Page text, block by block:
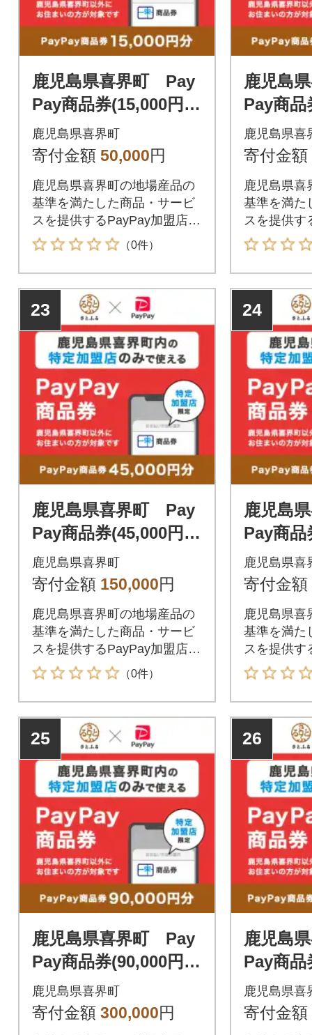
鹿児島県喜界町 Pay
Pay商品券(15,000円
分)※地域内の一部の
加盟店のみで利用可
鹿児島県喜界町
寄付金額 50,000円
鹿児島県喜界町の地場産品の
基準を満たした商品・サービ
スを提供するPayPay加盟店で
のお支払いにご利用いただけ
ます。鹿児島県喜界町在住の
方はPayPay商品券を受け取れ
ませんのでご注意ください。
（0件）
鹿児島
Pay商品
分)※地
加盟店
鹿児島県喜
寄付金額
鹿児島県喜
基準を満た
スを提供す
のお支払い
ます。鹿児
方は
ませんので
23
鹿児島県喜界町 Pay
Pay商品券(45,000円
分)※地域内の一部の
加盟店のみで利用可
鹿児島県喜界町
寄付金額 150,000円
鹿児島県喜界町の地場産品の
基準を満たした商品・サービ
スを提供するPayPay加盟店で
のお支払いにご利用いただけ
ます。鹿児島県喜界町在住の
方はPayPay商品券を受け取れ
ませんのでご注意ください。
（0件）
24
鹿児島
Pay商品
分)※地
加盟店
鹿児島県喜
寄付金額
鹿児島県喜
基準を満た
スを提供す
のお支払い
ます。鹿児
方は
ませんので
25
鹿児島県喜界町 Pay
Pay商品券(90,000円
分)※地域内の一部の
加盟店のみで利用可
鹿児島県喜界町
寄付金額 300,000円
26
鹿児島
Pay商品
分)※地
加盟店
鹿児島県喜
寄付金額